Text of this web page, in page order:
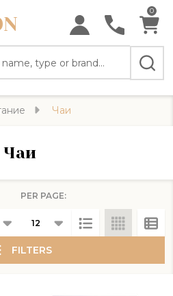
0
Чаи
Чаи
PER PAGE:
FILTERS